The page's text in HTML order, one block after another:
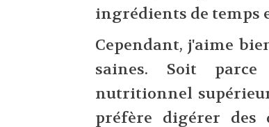
ingrédients de temps
Cependant, j'aime
saines. Soit
nutritionnel
préfère digérer des